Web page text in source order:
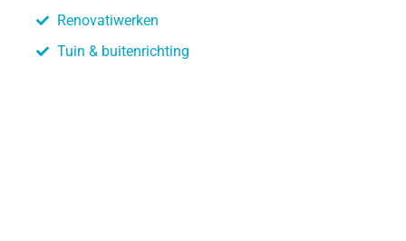
Renovatiwerken
Tuin & buitenrichting